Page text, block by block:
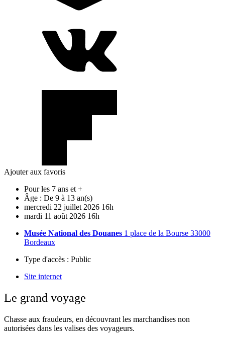
Ajouter aux favoris
Pour les 7 ans et +
Âge : De 9 à 13 an(s)
mercredi 22 juillet 2026 16h
mardi 11 août 2026 16h
Musée National des Douanes 1 place de la Bourse 33000
Bordeaux
Type d'accès : Public
Site internet
Le grand voyage
Chasse aux fraudeurs, en découvrant les marchandises non
autorisées dans les valises des voyageurs.